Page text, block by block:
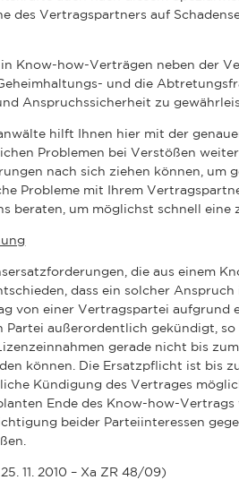
des Vertragspartners auf
in Know-how-Verträgen neben der
und die
Anspruchssicherheit zu
hilft Ihnen hier mit der
Problemen bei Verstößen
nach sich ziehen können, um
Probleme mit Ihrem
beraten, um möglichst schnell eine
die aus einem
dass ein solcher
von einer Vertragspartei aufgrund
Partei außerordentlich gekündigt,
gerade nicht bis
können. Die Ersatzpflicht ist bis
Kündigung des Vertrages
Ende des Know-how-
beider Parteiinteressen
11. 2010 – Xa ZR 48/09)